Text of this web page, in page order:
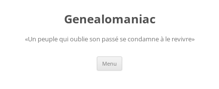
Genealomaniac
«Un peuple qui oublie son passé se condamne à le revivre»
Menu